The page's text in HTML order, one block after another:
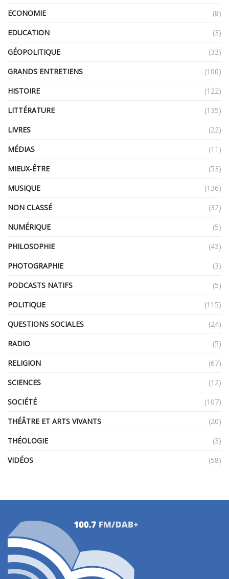
ECONOMIE
(8)
EDUCATION
(3)
GÉOPOLITIQUE
(33)
GRANDS ENTRETIENS
(100)
HISTOIRE
(122)
LITTÉRATURE
(135)
LIVRES
(22)
MÉDIAS
(11)
MIEUX-ÊTRE
(53)
MUSIQUE
(136)
NON CLASSÉ
(32)
NUMÉRIQUE
(5)
PHILOSOPHIE
(43)
PHOTOGRAPHIE
(3)
PODCASTS NATIFS
(5)
POLITIQUE
(115)
QUESTIONS SOCIALES
(24)
RADIO
(5)
RELIGION
(67)
SCIENCES
(12)
SOCIÉTÉ
(107)
THÉÂTRE ET ARTS VIVANTS
(20)
THÉOLOGIE
(3)
VIDÉOS
(58)